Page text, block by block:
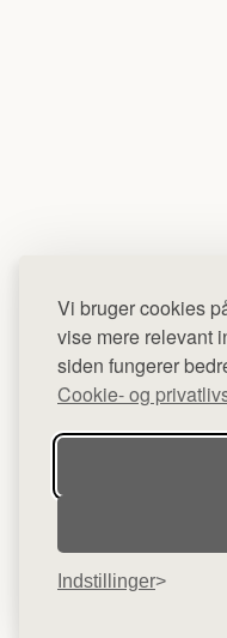
Vi bruger cookies
vise mere relevant
siden fungerer
Cookie- og
Indstillinger